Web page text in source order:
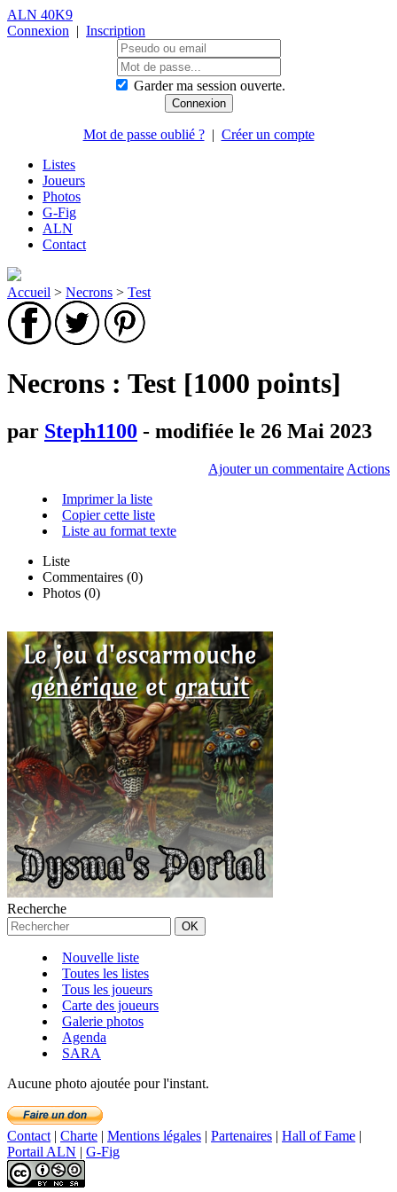
ALN 40K9
Connexion | Inscription
Garder ma session ouverte.
Mot de passe oublié ?| Créer un compte
Listes
Joueurs
Photos
G-Fig
ALN
Contact
Accueil > Necrons > Test
Necrons : Test [1000 points]
par Steph1100 - modifiée le 26 Mai 2023
Ajouter un commentaire Actions
Imprimer la liste
Copier cette liste
Liste au format texte
Liste
Commentaires (0)
Photos (0)
Recherche
Nouvelle liste
Toutes les listes
Tous les joueurs
Carte des joueurs
Galerie photos
Agenda
SARA
Aucune photo ajoutée pour l'instant.
Contact | Charte | Mentions légales | Partenaires | Hall of Fame |
Portail ALN | G-Fig